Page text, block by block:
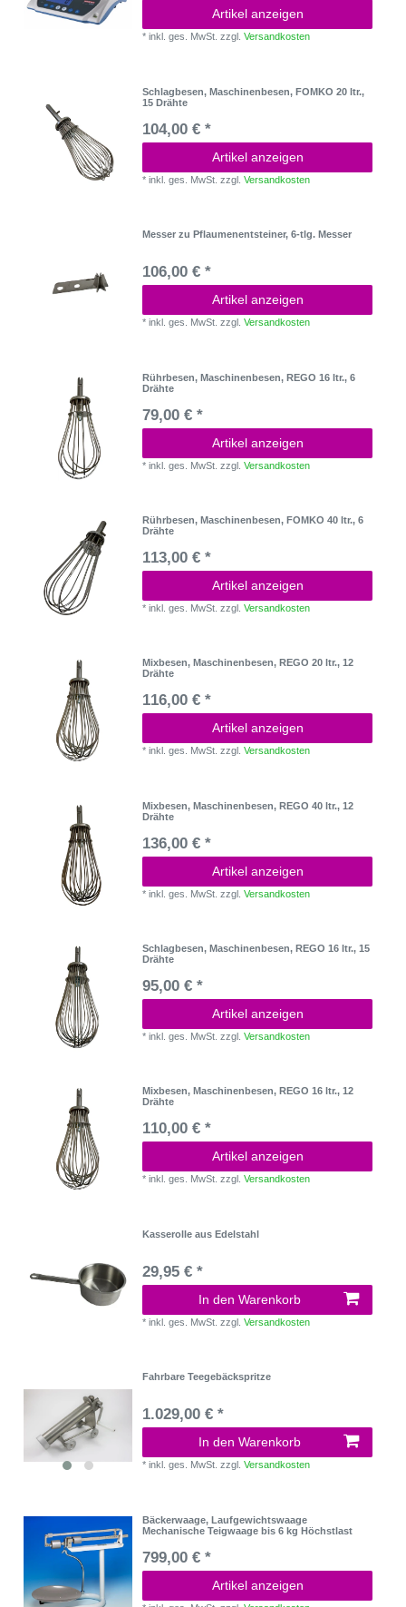
Artikel anzeigen
*inkl. ges. MwSt. zzgl.Versandkosten
Schlagbesen, Maschinenbesen, FOMKO 20 ltr.,
15 Drähte
104,00 € *
Artikel anzeigen
*inkl. ges. MwSt. zzgl.Versandkosten
Messer zu Pflaumenentsteiner, 6-tlg. Messer
106,00 € *
Artikel anzeigen
*inkl. ges. MwSt. zzgl.Versandkosten
Rührbesen, Maschinenbesen, REGO 16 ltr., 6
Drähte
79,00 € *
Artikel anzeigen
*inkl. ges. MwSt. zzgl.Versandkosten
Rührbesen, Maschinenbesen, FOMKO 40 ltr., 6
Drähte
113,00 € *
Artikel anzeigen
*inkl. ges. MwSt. zzgl.Versandkosten
Mixbesen, Maschinenbesen, REGO 20 ltr., 12
Drähte
116,00 € *
Artikel anzeigen
*inkl. ges. MwSt. zzgl.Versandkosten
Mixbesen, Maschinenbesen, REGO 40 ltr., 12
Drähte
136,00 € *
Artikel anzeigen
*inkl. ges. MwSt. zzgl.Versandkosten
Schlagbesen, Maschinenbesen, REGO 16 ltr., 15
Drähte
95,00 € *
Artikel anzeigen
*inkl. ges. MwSt. zzgl.Versandkosten
Mixbesen, Maschinenbesen, REGO 16 ltr., 12
Drähte
110,00 € *
Artikel anzeigen
*inkl. ges. MwSt. zzgl.Versandkosten
Kasserolle aus Edelstahl
29,95 € *
In den Warenkorb
*inkl. ges. MwSt. zzgl.Versandkosten
Fahrbare Teegebäckspritze
1.029,00 € *
In den Warenkorb
*inkl. ges. MwSt. zzgl.Versandkosten
Bäckerwaage, Laufgewichtswaage
Mechanische Teigwaage bis 6 kg Höchstlast
799,00 € *
Artikel anzeigen